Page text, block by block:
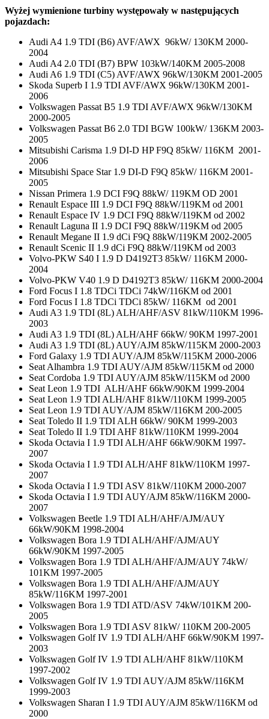
Wyżej wymienione turbiny występowały w następujących
pojazdach:
Audi A4 1.9 TDI (B6) AVF/AWX 96kW/ 130KM 2000-
2004
Audi A4 2.0 TDI (B7) BPW 103kW/140KM 2005-2008
Audi A6 1.9 TDI (C5) AVF/AWX 96kW/130KM 2001-2005
Skoda Superb I 1.9 TDI AVF/AWX 96kW/130KM 2001-
2006
Volkswagen Passat B5 1.9 TDI AVF/AWX 96kW/130KM
2000-2005
Volkswagen Passat B6 2.0 TDI BGW 100kW/ 136KM 2003-
2005
Mitsubishi Carisma 1.9 DI-D HP F9Q 85kW/ 116KM 2001-
2006
Mitsubishi Space Star 1.9 DI-D F9Q 85kW/ 116KM 2001-
2005
Nissan Primera 1.9 DCI F9Q 88kW/ 119KM OD 2001
Renault Espace III 1.9 DCI F9Q 88kW/119KM od 2001
Renault Espace IV 1.9 DCI F9Q 88kW/119KM od 2002
Renault Laguna II 1.9 DCI F9Q 88kW/119KM od 2005
Renault Megane II 1.9 dCi F9Q 88kW/119KM 2002-2005
Renault Scenic II 1.9 dCi F9Q 88kW/119KM od 2003
Volvo-PKW S40 I 1.9 D D4192T3 85kW/ 116KM 2000-
2004
Volvo-PKW V40 1.9 D D4192T3 85kW/ 116KM 2000-2004
Ford Focus I 1.8 TDCi TDCi 74kW/116KM od 2001
Ford Focus I 1.8 TDCi TDCi 85kW/ 116KM od 2001
Audi A3 1.9 TDI (8L) ALH/AHF/ASV 81kW/110KM 1996-
2003
Audi A3 1.9 TDI (8L) ALH/AHF 66kW/ 90KM 1997-2001
Audi A3 1.9 TDI (8L) AUY/AJM 85kW/115KM 2000-2003
Ford Galaxy 1.9 TDI AUY/AJM 85kW/115KM 2000-2006
Seat Alhambra 1.9 TDI AUY/AJM 85kW/115KM od 2000
Seat Cordoba 1.9 TDI AUY/AJM 85kW/115KM od 2000
Seat Leon 1.9 TDI ALH/AHF 66kW/90KM 1999-2004
Seat Leon 1.9 TDI ALH/AHF 81kW/110KM 1999-2005
Seat Leon 1.9 TDI AUY/AJM 85kW/116KM 200-2005
Seat Toledo II 1.9 TDI ALH 66kW/ 90KM 1999-2003
Seat Toledo II 1.9 TDI AHF 81kW/110KM 1999-2004
Skoda Octavia I 1.9 TDI ALH/AHF 66kW/90KM 1997-
2007
Skoda Octavia I 1.9 TDI ALH/AHF 81kW/110KM 1997-
2007
Skoda Octavia I 1.9 TDI ASV 81kW/110KM 2000-2007
Skoda Octavia I 1.9 TDI AUY/AJM 85kW/116KM 2000-
2007
Volkswagen Beetle 1.9 TDI ALH/AHF/AJM/AUY
66kW/90KM 1998-2004
Volkswagen Bora 1.9 TDI ALH/AHF/AJM/AUY
66kW/90KM 1997-2005
Volkswagen Bora 1.9 TDI ALH/AHF/AJM/AUY 74kW/
101KM 1997-2005
Volkswagen Bora 1.9 TDI ALH/AHF/AJM/AUY
85kW/116KM 1997-2001
Volkswagen Bora 1.9 TDI ATD/ASV 74kW/101KM 200-
2005
Volkswagen Bora 1.9 TDI ASV 81kW/ 110KM 200-2005
Volkswagen Golf IV 1.9 TDI ALH/AHF 66kW/90KM 1997-
2003
Volkswagen Golf IV 1.9 TDI ALH/AHF 81kW/110KM
1997-2002
Volkswagen Golf IV 1.9 TDI AUY/AJM 85kW/116KM
1999-2003
Volkswagen Sharan I 1.9 TDI AUY/AJM 85kW/116KM od
2000